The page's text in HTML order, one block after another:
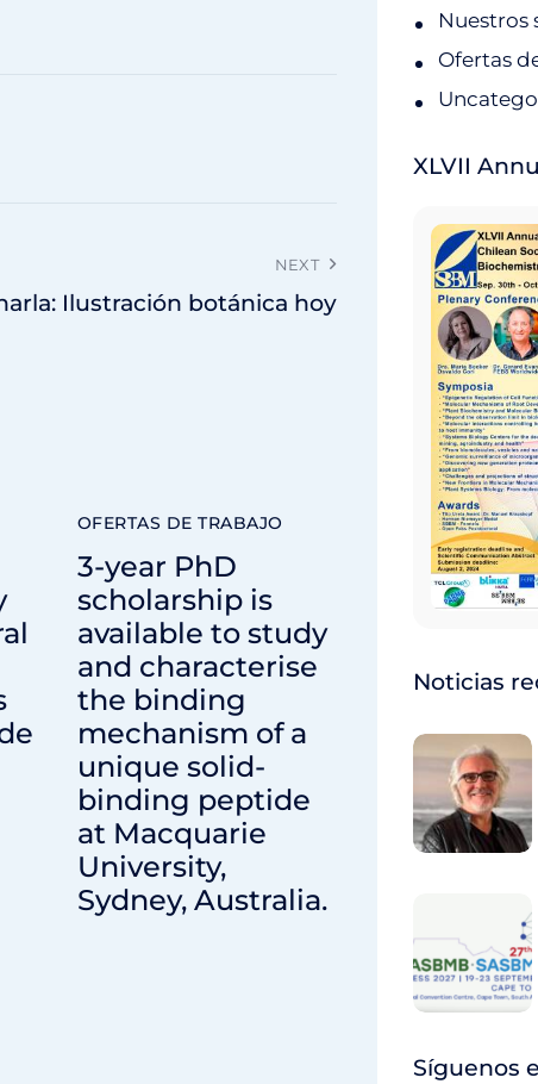
NEXT
Ilustración botánica hoy
OFERTAS DE TRABAJO
3-year PhD
scholarship is
available to study
and characterise
the binding
mechanism of a
unique solid-
binding peptide
at Macquarie
University,
Sydney, Australia.
Nuestros
Ofertas
XLVII
Noticias
Síguenos